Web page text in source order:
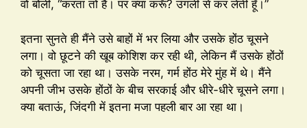
वो बोली, “करता तो है। पर क्या करूँ? उंगली से कर लेती हूँ।”
इतना सुनते ही मैंने उसे बाहों में भर लिया और उसके होंठ चूसने
लगा। वो छूटने की खूब कोशिश कर रही थी, लेकिन मैं उसके होंठों
को चूसता जा रहा था। उसके नरम, गर्म होंठ मेरे मुंह में थे। मैंने
अपनी जीभ उसके होंठों के बीच सरकाई और धीरे-धीरे चूसने लगा।
क्या बताऊं, जिंदगी में इतना मजा पहली बार आ रहा था।